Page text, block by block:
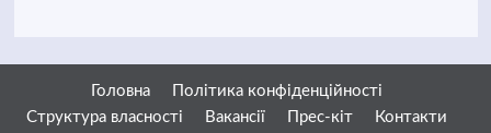
Головна
Політика конфіденційності
Структура власності
Вакансії Прес-кіт
Контакти